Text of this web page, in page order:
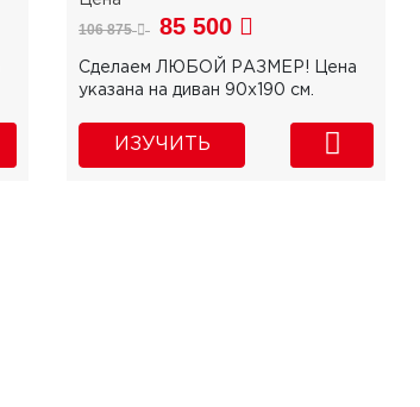
106 875 85 500
Сделаем ЛЮБОЙ РАЗМЕР! Цена
указана на диван 90х190 см.
ИЗУЧИТЬ